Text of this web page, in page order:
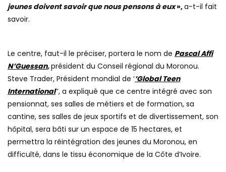
jeunes doivent savoir que nous pensons à eux»,a-t-il fait
savoir.
Le centre, faut-il le préciser, portera le nom de Pascal Affi
N’Guessan,président du Conseil régional du Moronou.
Steve Trader, Président mondial de ‘’Global Teen
International’’, a expliqué que ce centre intégré avec son
pensionnat, ses salles de métiers et de formation, sa
cantine, ses salles de jeux sportifs et de divertissement, son
hôpital, sera bâti sur un espace de 15 hectares, et
permettra la réintégration des jeunes du Moronou, en
difficulté, dans le tissu économique de la Côte d’Ivoire.